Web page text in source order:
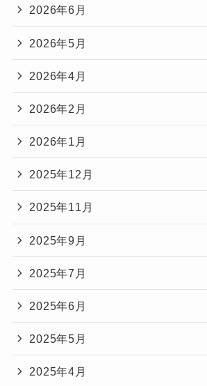
2026年6月
2026年5月
2026年4月
2026年2月
2026年1月
2025年12月
2025年11月
2025年9月
2025年7月
2025年6月
2025年5月
2025年4月